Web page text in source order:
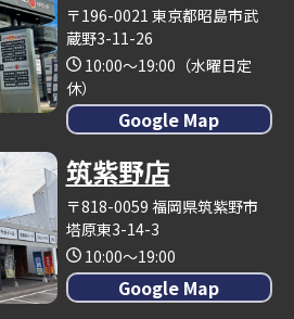
〒196-0021 東京都昭島市武
蔵野3-11-26
10:00～19:00（水曜日定
休）
Google Map
筑紫野店
〒818-0059 福岡県筑紫野市
塔原東3-14-3
10:00～19:00
Google Map